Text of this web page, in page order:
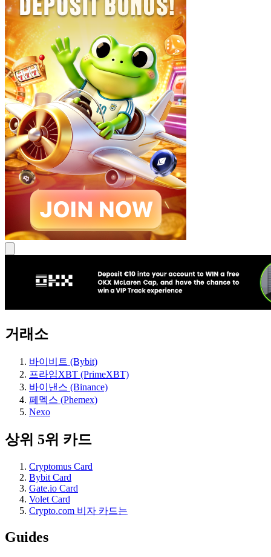
거래소
바이비트 (Bybit)
프라임XBT (PrimeXBT)
바이낸스 (Binance)
페멕스 (Phemex)
Nexo
상위 5위 카드
Cryptomus Card
Bybit Card
Gate.io Card
Volet Card
Crypto.com 비자 카드는
Guides